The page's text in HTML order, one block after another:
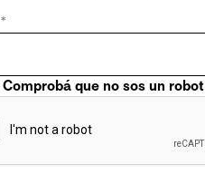
*
Comprobá que no sos un robot